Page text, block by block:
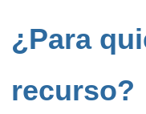
¿Para
recurso?